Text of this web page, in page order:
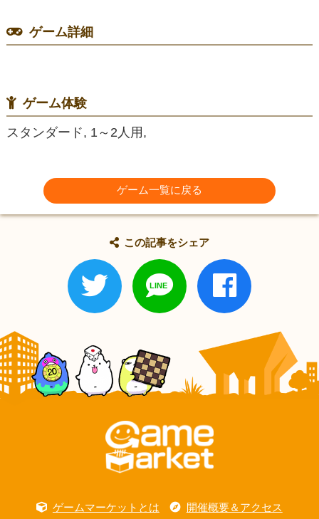
ゲーム詳細
ゲーム体験
スタンダード, 1～2人用,
ゲーム一覧に戻る
この記事をシェア
ゲームマーケットとは 開催概要＆アクセス